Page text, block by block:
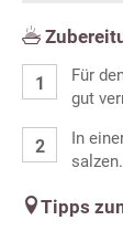
Für
gut
In
salzen.
Tipps